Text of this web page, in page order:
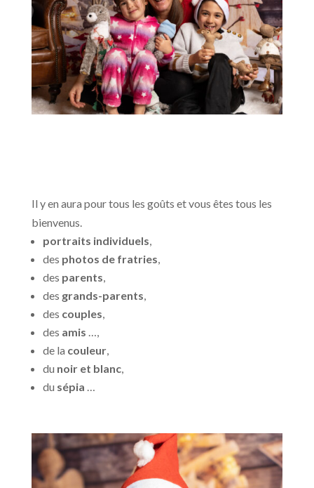
Il y en aura pour tous les goûts et vous êtes tous les
bienvenus.
portraits individuels,
des photos de fratries,
des parents,
des grands-parents,
des couples,
des amis …,
de la couleur,
du noir et blanc,
du sépia …